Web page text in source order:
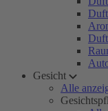
Gesicht
Alle